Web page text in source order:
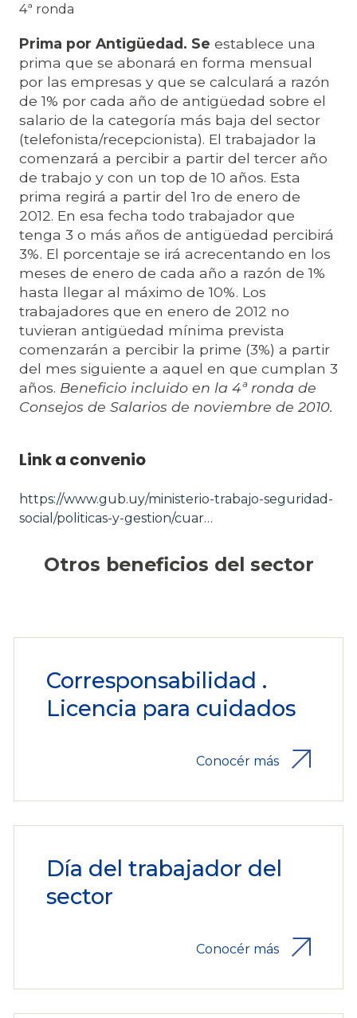
4ª ronda
Prima por Antigüedad. Se establece una
prima que se abonará en forma mensual
por las empresas y que se calculará a razón
de 1% por cada año de antigüedad sobre el
salario de la categoría más baja del sector
(telefonista/recepcionista). El trabajador la
comenzará a percibir a partir del tercer año
de trabajo y con un top de 10 años. Esta
prima regirá a partir del 1ro de enero de
2012. En esa fecha todo trabajador que
tenga 3 o más años de antigüedad percibirá
3%. El porcentaje se irá acrecentando en los
meses de enero de cada año a razón de 1%
hasta llegar al máximo de 10%. Los
trabajadores que en enero de 2012 no
tuvieran antigüedad mínima prevista
comenzarán a percibir la prime (3%) a partir
del mes siguiente a aquel en que cumplan 3
años. Beneficio incluido en la 4ª ronda de
Consejos de Salarios de noviembre de 2010.
Link a convenio
https://www.gub.uy/ministerio-trabajo-seguridad-
social/politicas-y-gestion/cuar…
Otros beneficios del sector
Corresponsabilidad .
Licencia para cuidados
Conocér más
Día del trabajador del
sector
Conocér más